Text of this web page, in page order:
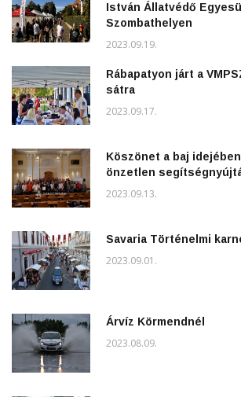
István Állatvédő
Szombathelyen
2023.09.19.
Rábapatyon járt a
sátra
2023.09.17.
Köszönet a baj
önzetlen
2023.09.13.
Savaria Történelmi
2023.09.01.
Árvíz Körmendnél
2023.08.09.